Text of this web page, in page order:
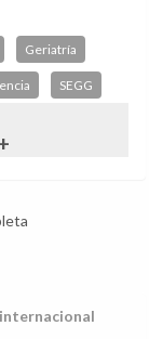
Geriatría
SEGG